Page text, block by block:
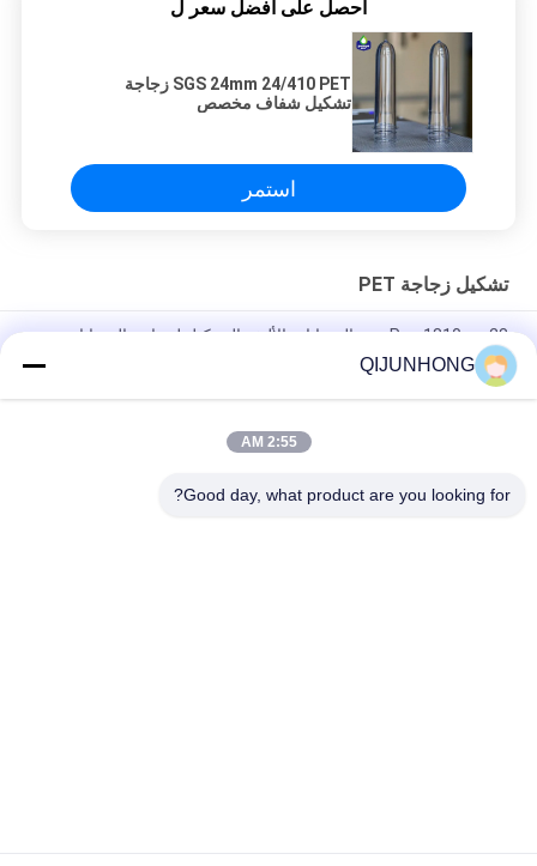
احصل على افضل سعر ل
SGS 24mm 24/410 PET زجاجة
تشكيل شفاف مخصص
استمر
تشكيل زجاجة PET
28 مم Pco 1810 عنق الحيوانات الأليفة التشكيل لزجاجة الحيوانات
الأليفة الغازية / زجاجة ماء التشكيل / زجاجة تشكيل الحيوانات الأليفة
28 مم 30 مم 38 مم 1 لتر 5 جالون تشكيل PET / تشكيل زجاجة
QIJUNHONG
2:55 AM
Good day, what product are you looking for?